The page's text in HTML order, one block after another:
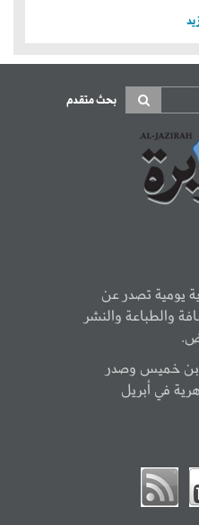
بحث متقدم
يومية تصدر عن
والطباعة والنشر
بن خميس وصدر
في أبريل